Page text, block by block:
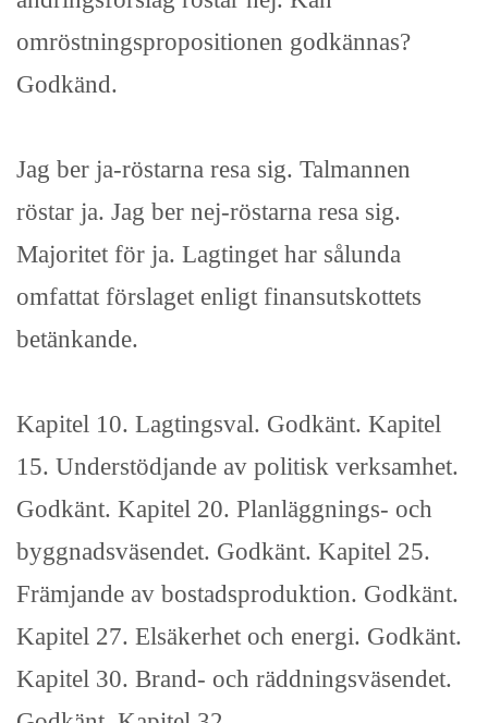
omröstningspropositionen godkännas?
Godkänd.
Jag ber ja-röstarna resa sig. Talmannen
röstar ja. Jag ber nej-röstarna resa sig.
Majoritet för ja. Lagtinget har sålunda
omfattat förslaget enligt finansutskottets
betänkande.
Kapitel 10. Lagtingsval. Godkänt. Kapitel
15. Understödjande av politisk verksamhet.
Godkänt. Kapitel 20. Planläggnings- och
byggnadsväsendet. Godkänt. Kapitel 25.
Främjande av bostadsproduktion. Godkänt.
Kapitel 27. Elsäkerhet och energi. Godkänt.
Kapitel 30. Brand- och räddningsväsendet.